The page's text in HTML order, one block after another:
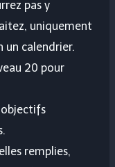
pas y
uniquement
un calendrier.
20 pour
objectifs
remplies,